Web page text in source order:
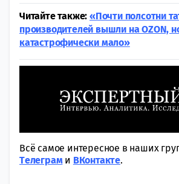
Читайте также:«Почти полсотни
производителей вышли на OZON,
катастрофически мало»
Всё самое интересное в наших
Tелеграми ВКонтакте.